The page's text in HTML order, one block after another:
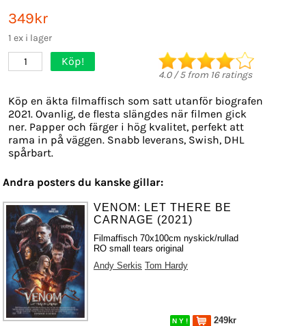
349kr
1 ex i lager
1 Köp!
4.0/5from 16ratings
Köp en äkta filmaffisch som satt utanför biografen
2021. Ovanlig, de flesta slängdes när filmen gick
ner. Papper och färger i hög kvalitet, perfekt att
rama in på väggen. Snabb leverans, Swish, DHL
spårbart.
Andra posters du kanske gillar:
VENOM: LET THERE BE
CARNAGE (2021)
Filmaffisch 70x100cm nyskick/rullad
RO small tears original
Andy Serkis Tom Hardy
N Y ! 249kr